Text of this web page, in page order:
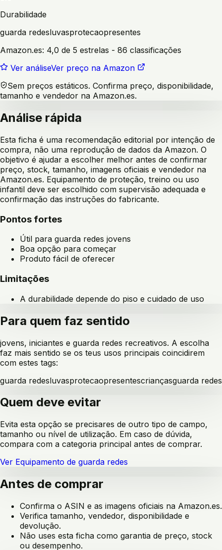
Durabilidade
guarda redesluvasprotecaopresentes
Amazon.es: 4,0 de 5 estrelas - 86 classificações
Ver análiseVer preço na Amazon
Sem preços estáticos. Confirma preço, disponibilidade,
tamanho e vendedor na Amazon.es.
Análise rápida
Esta ficha é uma recomendação editorial por intenção de
compra, não uma reprodução de dados da Amazon. O
objetivo é ajudar a escolher melhor antes de confirmar
preço, stock, tamanho, imagens oficiais e vendedor na
Amazon.es. Equipamento de proteção, treino ou uso
infantil deve ser escolhido com supervisão adequada e
confirmação das instruções do fabricante.
Pontos fortes
Útil para guarda redes jovens
Boa opção para começar
Produto fácil de oferecer
Limitações
A durabilidade depende do piso e cuidado de uso
Para quem faz sentido
jovens, iniciantes e guarda redes recreativos. A escolha
faz mais sentido se os teus usos principais coincidirem
com estes tags:
guarda redesluvasprotecaopresentescriançasguarda redes
Quem deve evitar
Evita esta opção se precisares de outro tipo de campo,
tamanho ou nível de utilização. Em caso de dúvida,
compara com a categoria principal antes de comprar.
Ver Equipamento de guarda redes
Antes de comprar
Confirma o ASIN e as imagens oficiais na Amazon.es.
Verifica tamanho, vendedor, disponibilidade e
devolução.
Não uses esta ficha como garantia de preço, stock
ou desempenho.